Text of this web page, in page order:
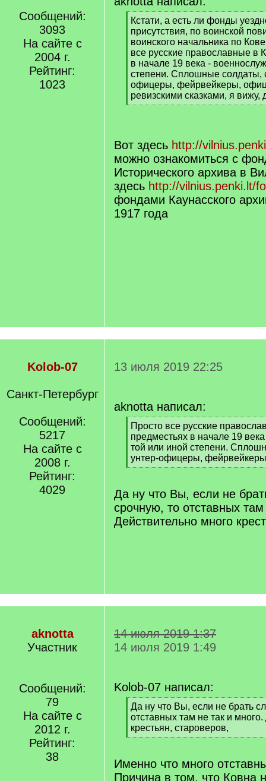
Сообщений:
3093
На сайте с
2004 г.
Рейтинг:
1023
[
q
]
Кстати, а есть ли фонды
присутствия, по воинской
воинского начальника по
все русские православные в
в начале 19 века -
степени. Сплошные солдаты,
офицеры, фейрвейкеры,
ревизскими сказками, я вижу,
[
Вот здесь http://
можно ознакомиться с
Исторического архива в
здесь http://vilnius.penki.lt/
фондами Каунасского
1917 года
Kolob-07
Санкт-Петербург
Сообщений:
5217
На сайте с
2008 г.
Рейтинг:
4029
13 июля 2019 22:25
aknotta написал:
[
q
]
Просто все русские
предместьях в начале 19
той или иной степени.
унтер-офицеры,
[
q
Да ну что Вы, если не
срочную, то отставных
Действительно много
aknotta
Участник
Сообщений:
79
На сайте с
2012 г.
Рейтинг:
38
14 июля 2019 1:37
14 июля 2019 1:49
Kolob-07 написал:
[
q
]
Да ну что Вы, если не брать
отставных там не так и
крестьян, староверов,
[
q
]
Именно что много
Причина в том, что Ковна